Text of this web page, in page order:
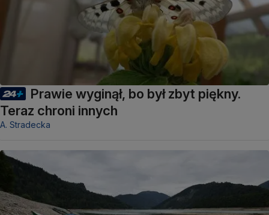
Prawie wyginął, bo był zbyt piękny.
Teraz chroni innych
A. Stradecka